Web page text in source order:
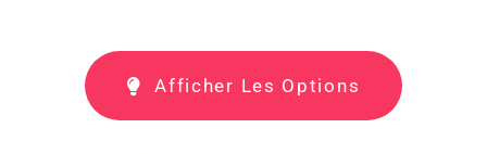
Afficher Les Options